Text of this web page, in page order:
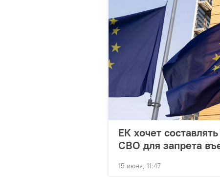
ЕК хочет
СВО для запрета
15 июня, 11:47